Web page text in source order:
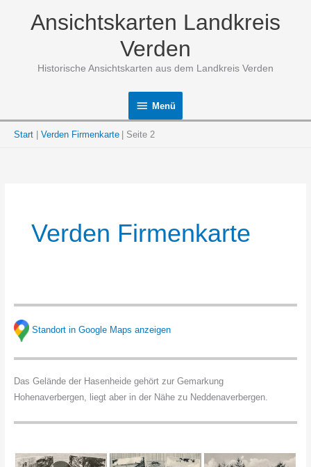
Ansichtskarten Landkreis
Verden
Historische Ansichtskarten aus dem Landkreis Verden
Menü
Menü
Start Verden Firmenkarte Seite 2
Verden Firmenkarte
Standort in Google Maps anzeigen
Das Gelände der Hasenheide gehört zur Gemarkung
Hohenaverbergen, liegt aber in der Nähe zu Neddenaverbergen.